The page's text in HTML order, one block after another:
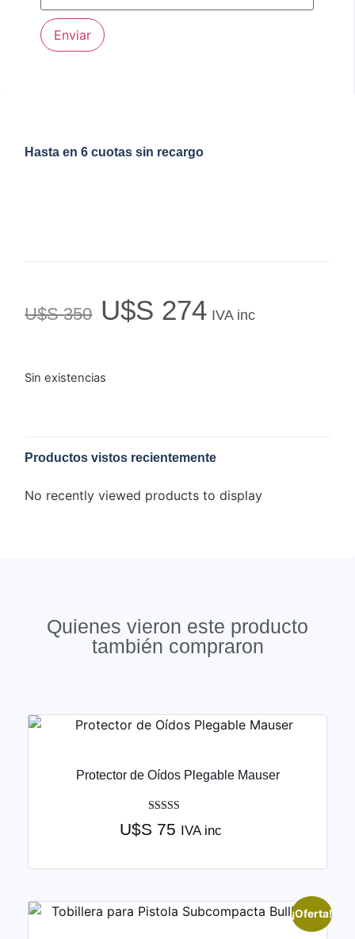
Hasta en 6 cuotas sin recargo
U$S350 U$S 274 IVA inc
Sin existencias
Productos vistos recientemente
No recently viewed products to display
Quienes vieron este producto
también compraron
Protector de Oídos Plegable Mauser
Valorado
con
U$S 75 IVA inc
¡Oferta!